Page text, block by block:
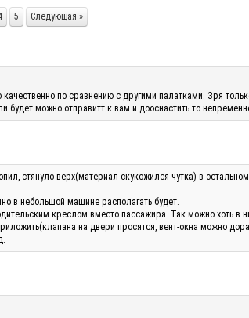
5 Следующая »
по сравнению с другими палатками. Зря
будет можно отправитт к вам и дооснастить то
стянуло верх(материал скукожился чутка) в
в небольшой машине располагать будет.
креслом вместо пассажира. Так можно хоть в
на двери просятся, вент-окна можно